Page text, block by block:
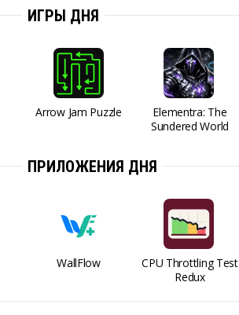
ИГРЫ ДНЯ
Arrow Jam Puzzle
Elementra: The
Sundered World
ПРИЛОЖЕНИЯ ДНЯ
WallFlow
CPU Throttling Test
Redux